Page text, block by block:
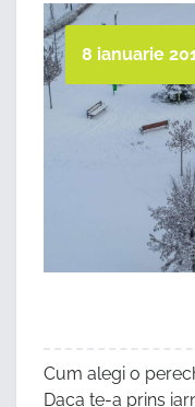
8 ianuarie
Cum alegi o
Daca te-a prins